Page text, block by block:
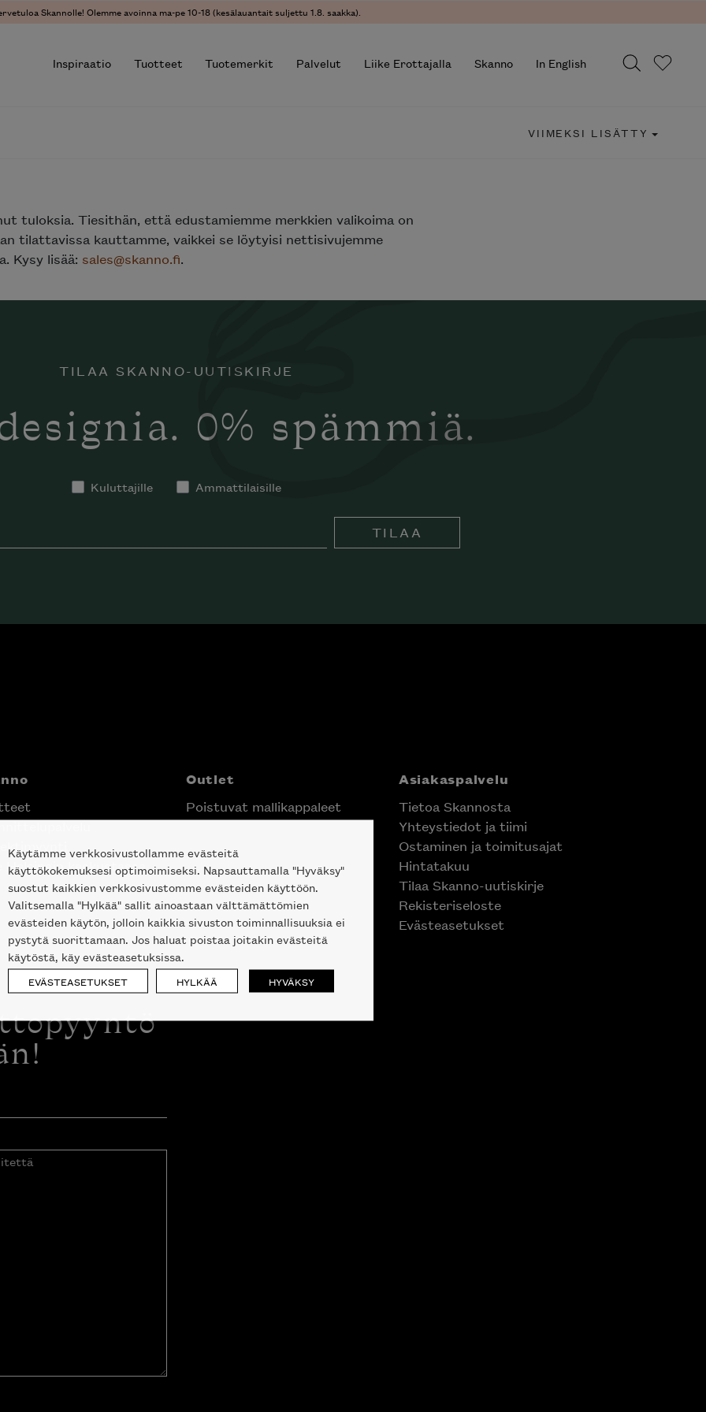
Skannolle! Olemme avoinna ma-pe 10-18 (kesälauantait suljettu 1.8. saakka).
Inspiraatio Tuotteet Tuotemerkit Palvelut Liike Erottajalla Skanno In English
VIIMEKSI LISÄTTY
tuloksia. Tiesithän, että edustamiemme merkkien valikoima on
tilattavissa kauttamme, vaikkei se löytyisi nettisivujemme
Kysy lisää: sales@skanno.fi.
TILAA SKANNO-UUTISKIRJE
0% spämmiä.
Kuluttajille Ammattilaisille
TILAA
Helsingin keskustassa
Outlet
Poistuvat mallikappaleet
Asiakaspalvelu
Tietoa Skannosta
Yhteystiedot ja tiimi
Ostaminen ja toimitusajat
Hintatakuu
Tilaa Skanno-uutiskirje
Rekisteriseloste
Evästeasetukset
Käytämme verkkosivustollamme evästeitä
käyttökokemuksesi optimoimiseksi. Napsauttamalla "Hyväksy"
suostut kaikkien verkkosivustomme evästeiden käyttöön.
Valitsemalla "Hylkää" sallit ainoastaan välttämättömien
evästeiden käytön, jolloin kaikkia sivuston toiminnallisuuksia ei
pystytä suorittamaan. Jos haluat poistaa joitakin evästeitä
käytöstä, käy evästeasetuksissa.
EVÄSTEASETUKSET HYLKÄÄ HYVÄKSY